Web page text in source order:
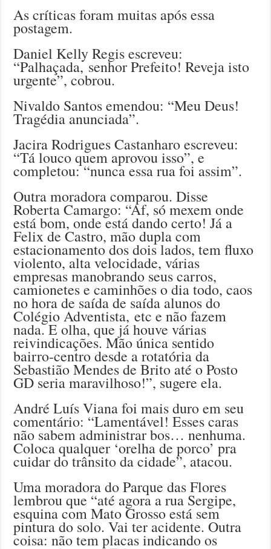
As críticas foram muitas após essa
postagem.
Daniel Kelly Regis escreveu:
“Palhaçada, senhor Prefeito! Reveja isto
urgente”, cobrou.
Nivaldo Santos emendou: “Meu Deus!
Tragédia anunciada”.
Jacira Rodrigues Castanharo escreveu:
“Tá louco quem aprovou isso”, e
completou: “nunca essa rua foi assim”.
Outra moradora comparou. Disse
Roberta Camargo: “Af, só mexem onde
está bom, onde está dando certo! Já a
Felix de Castro, mão dupla com
estacionamento dos dois lados, tem fluxo
violento, alta velocidade, várias
empresas manobrando seus carros,
camionetes e caminhões o dia todo, caos
no hora de saída de saída alunos do
Colégio Adventista, etc e não fazem
nada. E olha, que já houve várias
reivindicações. Mão única sentido
bairro-centro desde a rotatória da
Sebastião Mendes de Brito até o Posto
GD seria maravilhoso!”, sugere ela.
André Luís Viana foi mais duro em seu
comentário: “Lamentável! Esses caras
não sabem administrar bos… nenhuma.
Coloca qualquer ‘orelha de porco’ pra
cuidar do trânsito da cidade”, atacou.
Uma moradora do Parque das Flores
lembrou que “até agora a rua Sergipe,
esquina com Mato Grosso está sem
pintura do solo. Vai ter acidente. Outra
coisa: não tem placas indicando os